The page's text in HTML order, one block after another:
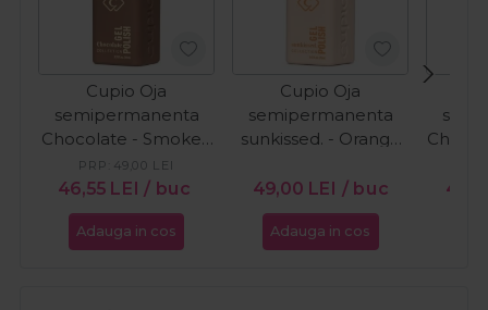
Cupio Oja
semipermanenta
Chocolate - Smoked
Cacao 15ml
46,55 LEI / buc
PRP: 49,00 LEI
Adauga in cos
Cupio Oja
semipermanenta
sunkissed. - Orange
49,00 LEI / buc
Adauga in cos